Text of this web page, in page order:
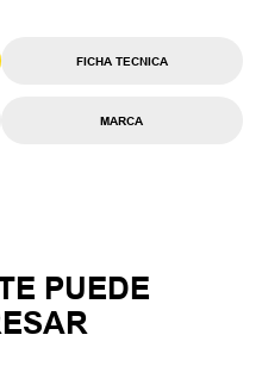
FICHA TECNICA
MARCA
PUEDE